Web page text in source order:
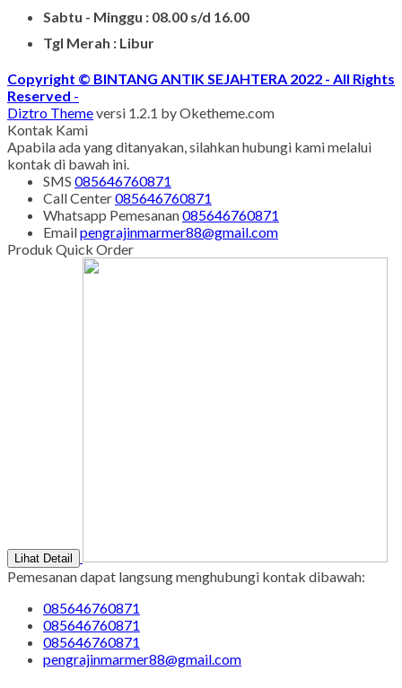
Sabtu - Minggu : 08.00 s/d 16.00
Tgl Merah : Libur
Copyright © BINTANG ANTIK SEJAHTERA 2022 - All Rights
Reserved -
Diztro Themeversi 1.2.1 by Oketheme.com
Kontak Kami
Apabila ada yang ditanyakan, silahkan hubungi kami melalui
kontak di bawah ini.
SMS 085646760871
Call Center085646760871
Whatsapp Pemesanan085646760871
Emailpengrajinmarmer88@gmail.com
Produk Quick Order
Lihat Detail
Pemesanan dapat langsung menghubungi kontak dibawah:
085646760871
085646760871
085646760871
pengrajinmarmer88@gmail.com